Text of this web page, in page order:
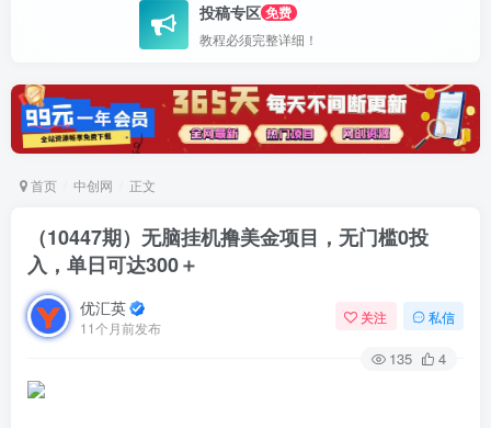
投稿专区 免费
教程必须完整详细！
首页 中创网 正文
（10447期）无脑挂机撸美金项目，无门槛0投
入，单日可达300＋
优汇英
11个月前发布
关注 私信
135 4